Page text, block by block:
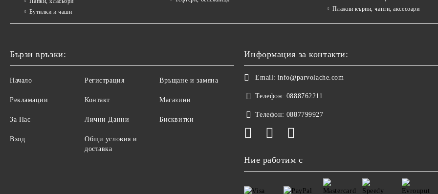
Бутилки и чаши
Плажни кърпи, чанти, аксесоари
Бързи връзки:
Начало
Рекламации
За Нас
Вход
Регистрация
Контакт
Лични Данни
Общи условия и
доставка
Връщане и замяна
Магазини
Бисквитки
Информация за контакти:
Email: info@parvolache.com
Телефон: 0888762211
Телефон: 0887799927
Ние работим с